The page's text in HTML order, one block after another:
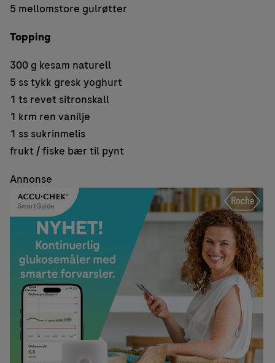
5 mellomstore gulrøtter
Topping
300 g kesam naturell
5 ss tykk gresk yoghurt
1 ts revet sitronskall
1 krm ren vanilje
1 ss sukrinmelis
frukt / fiske bær til pynt
Annonse